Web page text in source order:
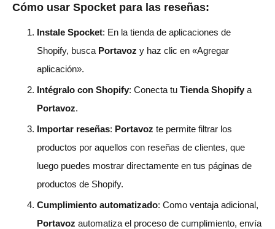
Cómo usar Spocket para las reseñas:
Instale Spocket: En la tienda de aplicaciones de
Shopify, busca Portavoz y haz clic en «Agregar
aplicación».
Intégralo con Shopify: Conecta tu Tienda Shopify a
Portavoz.
Importar reseñas: Portavoz te permite filtrar los
productos por aquellos con reseñas de clientes, que
luego puedes mostrar directamente en tus páginas de
productos de Shopify.
Cumplimiento automatizado: Como ventaja adicional,
Portavoz automatiza el proceso de cumplimiento, envía